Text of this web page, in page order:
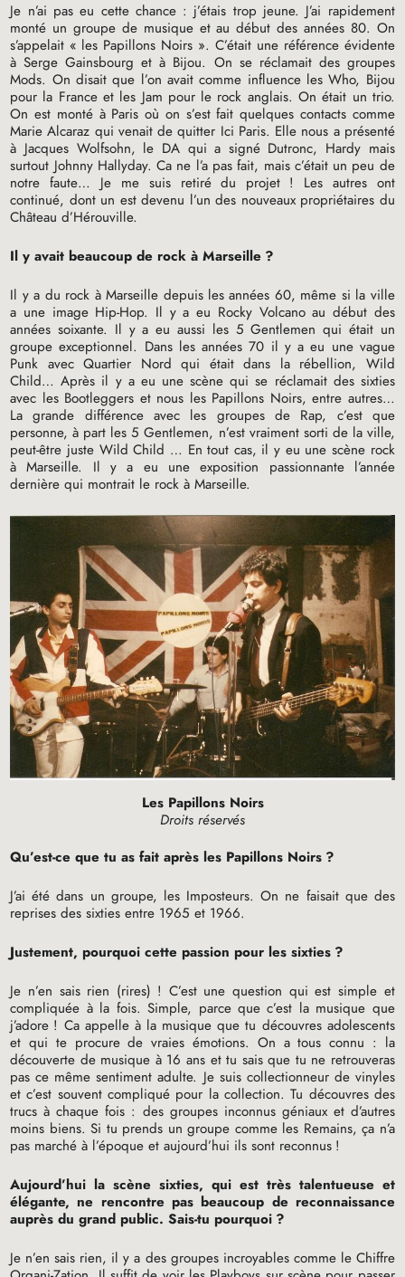
Je n’ai pas eu cette chance : j’étais trop jeune. J’ai rapidement
monté un groupe de musique et au début des années 80. On
s’appelait « les Papillons Noirs ». C’était une référence évidente
à Serge Gainsbourg et à Bijou. On se réclamait des groupes
Mods. On disait que l’on avait comme influence les Who, Bijou
pour la France et les Jam pour le rock anglais. On était un trio.
On est monté à Paris où on s’est fait quelques contacts comme
Marie Alcaraz qui venait de quitter Ici Paris. Elle nous a présenté
à Jacques Wolfsohn, le DAqui a signé Dutronc, Hardy mais
surtout Johnny Hallyday. Ca ne l’a pas fait, mais c’était un peu de
notre faute… Je me suis retiré du projet ! Les autres ont
continué, dont un est devenu l’un des nouveaux propriétaires du
Château d’Hérouville.
Il y avait beaucoup de rock à Marseille ?
Il y a du rock à Marseille depuis les années 60, même si la ville
a une image Hip-Hop. Il y a eu Rocky Volcano au début des
années soixante. Il y a eu aussi les 5 Gentlemen qui était un
groupe exceptionnel. Dans les années 70 il y a eu une vague
Punk avec Quartier Nord qui était dans la rébellion, Wild
Child… Après il y a eu une scène qui se réclamait des sixties
avec les Bootleggers et nous les Papillons Noirs, entre autres…
La grande différence avec les groupes de Rap, c’est que
personne, à part les 5 Gentlemen, n’est vraiment sorti de la ville,
peut-être juste Wild Child … En tout cas, il y eu une scène rock
à Marseille. Il y a eu une exposition passionnante l’année
dernière qui montrait le rock à Marseille.
Les Papillons Noirs
Droits réservés
Qu’est-ce que tu as fait après les Papillons Noirs ?
J’ai été dans un groupe, les Imposteurs. On ne faisait que des
reprises des sixties entre 1965 et 1966.
Justement, pourquoi cette passion pour les sixties ?
Je n’en sais rien (rires) ! C’est une question qui est simple et
compliquée à la fois. Simple, parce que c’est la musique que
j’adore ! Ca appelle à la musique que tu découvres adolescents
et qui te procure de vraies émotions. On a tous connu : la
découverte de musique à 16 ans et tu sais que tu ne retrouveras
pas ce même sentiment adulte. Je suis collectionneur de vinyles
et c’est souvent compliqué pour la collection. Tu découvres des
trucs à chaque fois : des groupes inconnus géniaux et d’autres
moins biens. Si tu prends un groupe comme les Remains, ça n’a
pas marché à l’époque et aujourd’hui ils sont reconnus !
Aujourd’hui la scène sixties, qui est très talentueuse et
élégante, ne rencontre pas beaucoup de reconnaissance
auprès du grand public. Sais-tu pourquoi ?
Je n’en sais rien, il y a des groupes incroyables comme le Chiffre